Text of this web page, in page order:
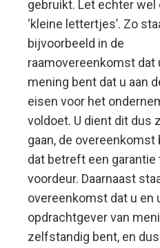
gebruikt. Let echter wel
‘kleine lettertjes’. Zo
bijvoorbeeld in de
raamovereenkomst dat
mening bent dat u aan
eisen voor het
voldoet. U dient dit dus
gaan, de overeenkomst
dat betreft een garantie
voordeur. Daarnaast
overeenkomst dat u en
opdrachtgever van
zelfstandig bent, en